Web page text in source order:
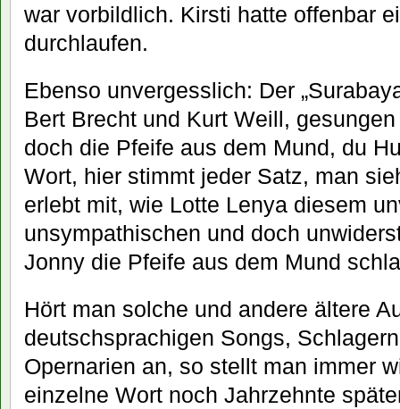
war vorbildlich. Kirsti hatte offenbar
durchlaufen.
Ebenso unvergesslich: Der
Bert Brecht und Kurt Weill,
doch die Pfeife aus dem Mund, du
Wort, hier stimmt jeder Satz, man
erlebt mit, wie Lotte Lenya diesem
unsympathischen und doch
Jonny die Pfeife aus dem Mund
Hört man solche und andere ältere
deutschsprachigen Songs,
Opernarien an, so stellt man immer
einzelne Wort noch Jahrzehnte